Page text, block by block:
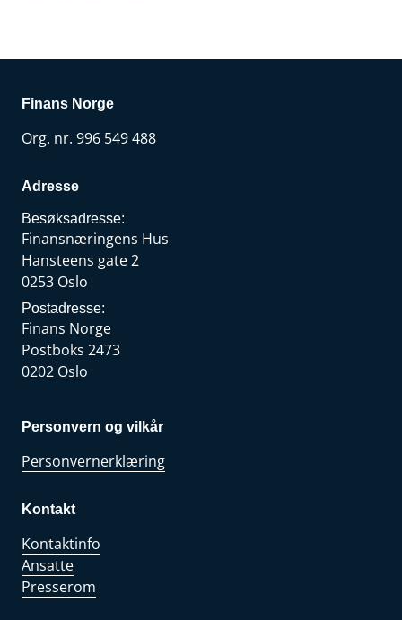
Finans Norge
Org. nr. 996 549 488
Adresse
Besøksadresse:
Finansnæringens Hus
Hansteens gate 2
0253 Oslo
Postadresse:
Finans Norge
Postboks 2473
0202 Oslo
Personvern og vilkår
Personvernerklæring
Kontakt
Kontaktinfo
Ansatte
Presserom